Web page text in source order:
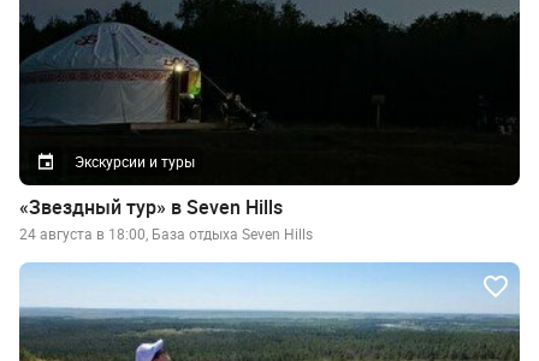
Экскурсии и туры
«Звездный тур» в Seven Hills
24 августа в 18:00, База отдыха Seven Hills